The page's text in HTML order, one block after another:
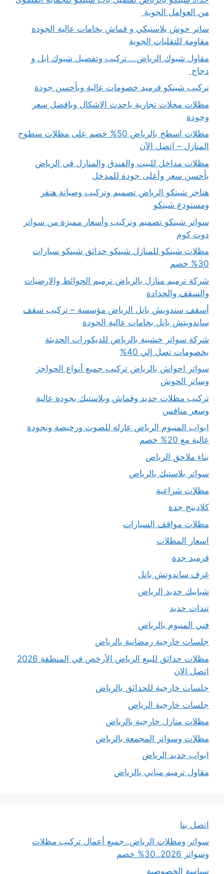
من العوامل الجوية
ساتر حوش بلاستيكي و قماش بخامات عالية الجودة
مقاومة للتقلبات الجوية
مقاول شبوك الرياض….تركيب وتفصيل شبوك ابل و
دجاج
تركيب شينكو قرميد خصومات عالية وبأحسن جودة
مظلات محلات تجارية باحدث الاشكال وبافضل سعر
وجودة
مظلات اسطح بالرياض 50% خصم على مظلات سطوح
المنازل – اتصل الآن
مظلات مداخل للبيت والفندق والمنازل في الرياض
بأحسن سعر وأعلى جودة للمدخل
هناجر شينكو الرياض تصميم وتركيب وصيانة هنقر
ومستودع شينكو
سواتر شينكو تصميم وتركيب وأسعار مميزة من سواتر
دوت كوم
مظلات شينكو للمنازل شينكو حدائق شينكو سيارات
30% خصم
شركة ترميم منازل بالرياض ترميم الحوائط والارضيات
والسقف والحدادة
أسقف سندويش بانل الرياض مؤسسة – تركيب سقف
ساندويتش بانل بخامات عالية الجودة
شركة سواتر خشبية بالرياض للديكورات الحديثة
بخصومات تصل إلي 40%
سواتر احواش بالرياض تركيب جميع أنواع الحواجز
وساتر الحوش
تركيب مظلات حديد وقماش وبلاستيك بجودة عالية
وسعر منافس
ابواب المنيوم الرياض عازلة للصوت ورخيصة وبجودة
عالية مع 20% خصم
بناء ملاحق الرياض
سواتر بلاستيك بالرياض
مظلات شراعية
كلادينج جدة
مظلات مواقف السيارات
اسعار المظلات
قرميد جدة
غرف ساندوتش بانل
شبابيك حديد الرياض
تندات حديد
فني المنيوم بالرياض
جلسات خارجية رمضانية بالرياض
مظلات حدائق للبيع الرياض الأرخص في المنطقة 2026
اتصل الان
جلسات خارجية للحدائق بالرياض
جلسات خارجية الرياض
مظلات منازل خارجية بالرياض
مظلات وسواتر المجمعة بالرياض
ابواب حديد الرياض
مقاول ترميم مباني بالرياض
اتصل بنا
سواتر ومظلات الرياض..جميع أعمال تركيب مظلات
وسواتر 2026..30% خصم
سياسة الخصوصية